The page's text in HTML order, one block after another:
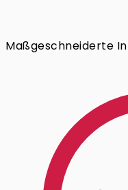
Maßgeschneiderte